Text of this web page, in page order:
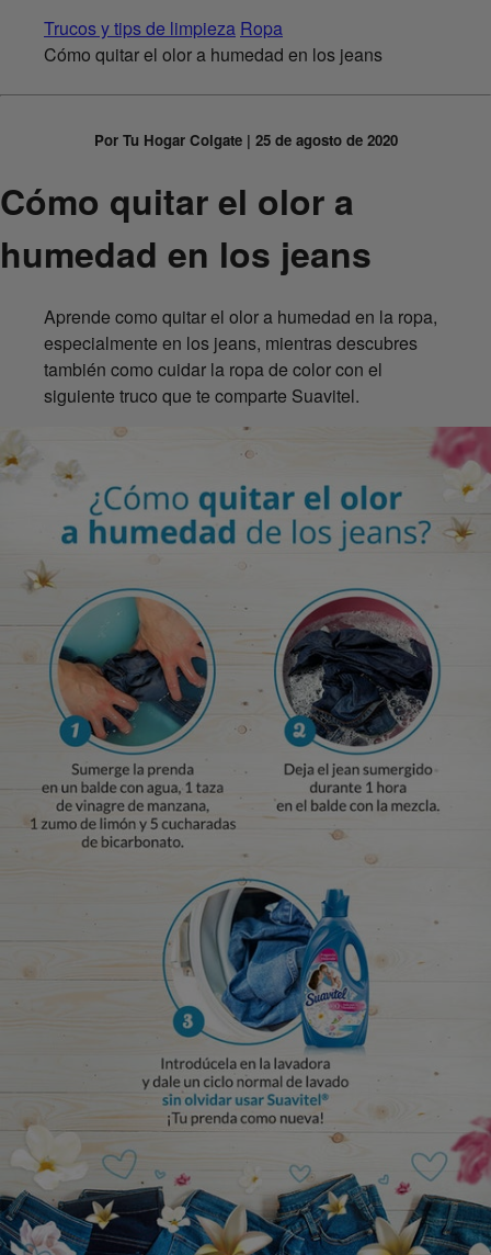
Trucos y tips de limpieza Ropa
Cómo quitar el olor a humedad en los jeans
Por Tu Hogar Colgate | 25 de agosto de 2020
Cómo quitar el olor a
humedad en los jeans
Aprende como quitar el olor a humedad en la ropa,
especialmente en los jeans, mientras descubres
también como cuidar la ropa de color con el
siguiente truco que te comparte Suavitel.